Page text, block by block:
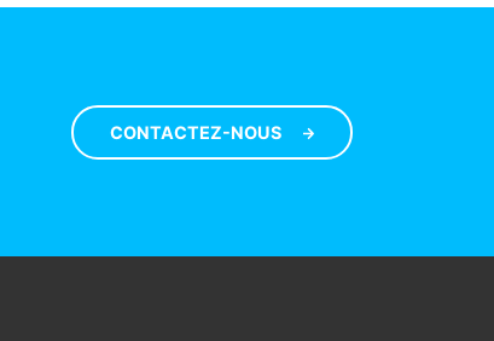
CONTACTEZ-NOUS